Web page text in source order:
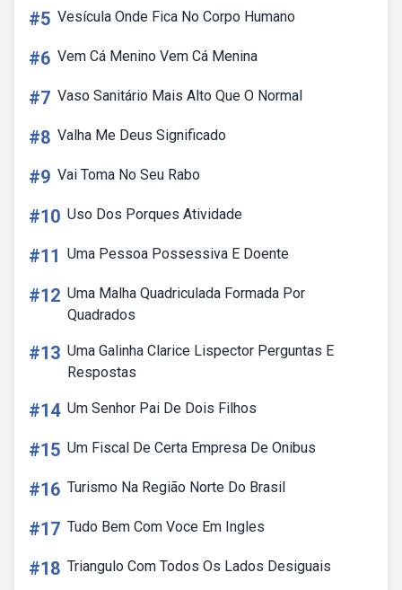
#5 Vesícula Onde Fica No Corpo Humano
#6 Vem Cá Menino Vem Cá Menina
#7 Vaso Sanitário Mais Alto Que O Normal
#8 Valha Me Deus Significado
#9 Vai Toma No Seu Rabo
#10 Uso Dos Porques Atividade
#11 Uma Pessoa Possessiva E Doente
#12 Uma Malha Quadriculada Formada Por
Quadrados
#13 Uma Galinha Clarice Lispector Perguntas E
Respostas
#14 Um Senhor Pai De Dois Filhos
#15 Um Fiscal De Certa Empresa De Onibus
#16 Turismo Na Região Norte Do Brasil
#17 Tudo Bem Com Voce Em Ingles
#18 Triangulo Com Todos Os Lados Desiguais